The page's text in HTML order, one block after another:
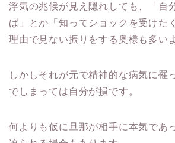
浮気の兆候が見え隠れしても、「自
ば」とか「知ってショックを受けた
理由で見ない振りをする奥様も多い
しかしそれが元で精神的な病気に罹
でしまっては自分が損です。
何よりも仮に旦那が相手に本気であ